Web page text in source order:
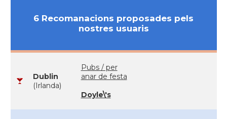
6 Recomanacions proposades pels
nostres usuaris
Dublin
(Irlanda)
Pubs / per
anar de festa
Doyle\'s